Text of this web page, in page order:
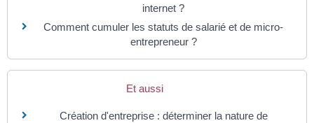
internet ?
Comment cumuler les statuts de salarié et de micro-
entrepreneur ?
Et aussi
Création d'entreprise : déterminer la nature de